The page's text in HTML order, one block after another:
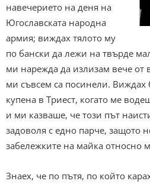
навечерието на деня на
Югославската народна
армия; виждах тялото му
по бански да лежи на твърде
ми нарежда да излизам вече от
ми съвсем са посинели. Виждах
купена в Триест, когато ме
и ми казваше, че този път
задоволя с едно парче, защото
забележките на майка относно
Знаех, че по пътя, по който